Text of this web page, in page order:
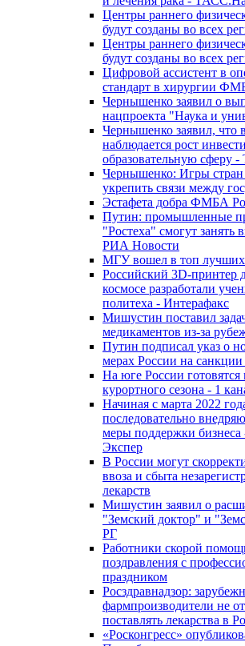
Центры раннего
будут созданы во всех
Центры раннего
будут созданы во всех
Цифровой ассистент в
стандарт в хирургии
Чернышенко заявил о
нацпроекта "Наука и
Чернышенко заявил, что
наблюдается рост
образовательную сферу
Чернышенко: Игры
укрепить связи между
Эстафета добра ФМБА
Путин: промышленные
"Ростеха" смогут занять
РИА Новости
МГУ вошел в топ
Российский 3D-принтер
космосе разработали
политеха - Интерафакс
Мишустин поставил
медикаментов из-за
Путин подписал указ о
мерах России на
На юге России готовятся
курортного сезона - 1
Начиная с марта 2022
последовательно
меры поддержки
Экспер
В России могут
ввоза и сбыта
лекарств
Мишустин заявил о
"Земский доктор" и
РГ
Работники скорой
поздравления с
праздником
Росздравнадзор:
фармпроизводители не
поставлять лекарства в
«Росконгресс»